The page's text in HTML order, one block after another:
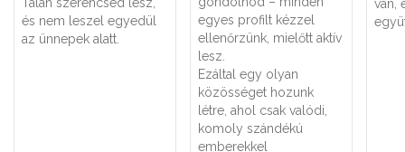
Talán szerencséd lesz,
és nem leszel egyedül
az ünnepek alatt.
egyes profilt kézzel
ellenőrzünk, mielőtt aktív
lesz.
Ezáltal egy olyan
közösséget hozunk
létre, ahol csak valódi,
komoly szándékú
emberekkel
van,